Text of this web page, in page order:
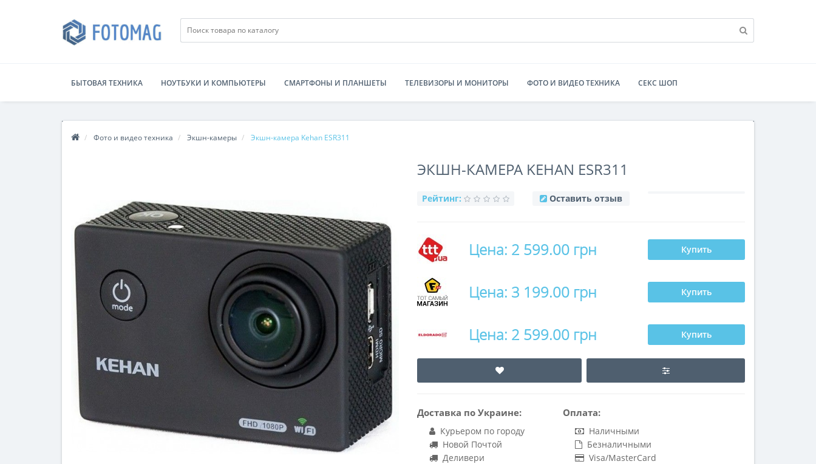
БЫТОВАЯ ТЕХНИКА НОУТБУКИ И КОМПЬЮТЕРЫ СМАРТФОНЫ И ПЛАНШЕТЫ ТЕЛЕВИЗОРЫ И МОНИТОРЫ ФОТО И ВИДЕО ТЕХНИКА СЕКС ШОП
Фото и видео техника Экшн-камеры Экшн-камера Kehan ESR311
ЭКШН-КАМЕРА KEHAN ESR311
Рейтинг: Оставить отзыв
Цена: 2 599.00 грн Купить
Цена: 3 199.00 грн Купить
Цена: 2 599.00 грн Купить
Доставка по Украине:
Курьером по городу
Новой Почтой
Деливери
Оплата:
Наличными
Безналичными
Visa/MasterCard